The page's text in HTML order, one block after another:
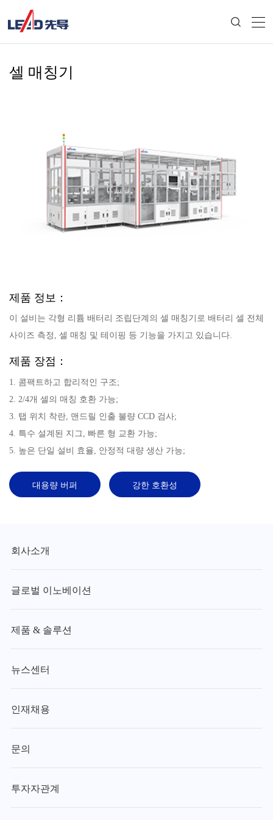
셀 매칭기
제품 정보：
이 설비는 각형 리튬 배터리 조립단계의 셀 매칭기로 배터리 셀 전체
사이즈 측정, 셀 매칭 및 테이핑 등 기능을 가지고 있습니다.
제품 장점：
1. 콤팩트하고 합리적인 구조;
2. 2/4개 셀의 매칭 호환 가능;
3. 탭 위치 착란, 맨드릴 인출 불량 CCD 검사;
4. 특수 설계된 지그, 빠른 형 교환 가능;
5. 높은 단일 설비 효율, 안정적 대량 생산 가능;
대용량 버퍼 강한 호환성
회사소개
글로벌 이노베이션
제품 & 솔루션
뉴스센터
인재채용
문의
투자자관계